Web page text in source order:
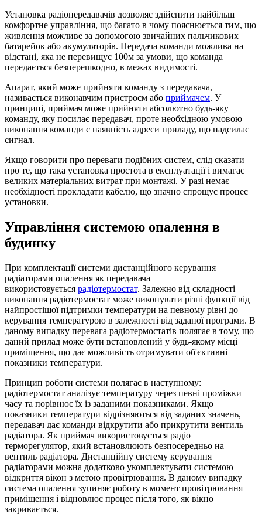
Установка радіопередавачів дозволяє здійснити найбільш
комфортне управління, що багато в чому пояснюється тим, що
живлення можливе за допомогою звичайних пальчикових
батарейок або акумуляторів. Передача команди можлива на
відстані, яка не перевищує 100м за умови, що команда
передається безперешкодно, в межах видимості.
Апарат, який може прийняти команду з передавача,
називається виконавчим пристроєм або приймачем. У
принципі, приймач може прийняти абсолютно будь-яку
команду, яку посилає передавач, проте необхідною умовою
виконання команди є наявність адреси приладу, що надсилає
сигнал.
Якщо говорити про переваги подібних систем, слід сказати
про те, що така установка простота в експлуатації і вимагає
великих матеріальних витрат при монтажі. У разі немає
необхідності прокладати кабелю, що значно спрощує процес
установки.
Управління системою опалення в
будинку
При комплектації системи дистанційного керування
радіаторами опалення як передавача
використовується радіотермостат. Залежно від складності
виконання радіотермостат може виконувати різні функції від
найпростішої підтримки температури на певному рівні до
керування температурою в залежності від заданої програми. В
даному випадку перевага радіотермостатів полягає в тому, що
даний прилад може бути встановлений у будь-якому місці
приміщення, що дає можливість отримувати об'єктивні
показники температури.
Принцип роботи системи полягає в наступному:
радіотермостат аналізує температуру через певні проміжки
часу та порівнює їх із заданими показниками. Якщо
показники температури відрізняються від заданих значень,
передавач дає команди відкрутити або прикрутити вентиль
радіатора. Як приймач використовується радіо
терморегулятор, який встановлюють безпосередньо на
вентиль радіатора. Дистанційну систему керування
радіаторами можна додатково укомплектувати системою
відкриття вікон з метою провітрювання. В даному випадку
система опалення зупиняє роботу в момент провітрювання
приміщення і відновлює процес після того, як вікно
закривається.